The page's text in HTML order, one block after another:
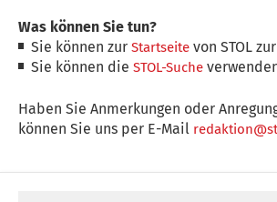
Was können Sie tun?
Sie können zurStartseite von STOL
Sie können dieSTOL-Suche
Haben Sie Anmerkungen oder
können Sie uns per E-Mail